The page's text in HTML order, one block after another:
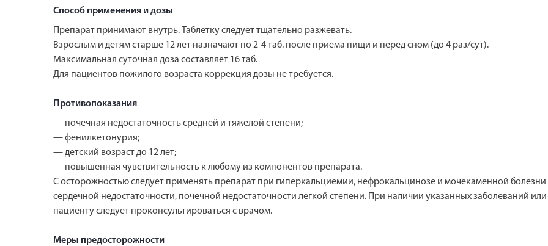
Способ применения и дозы
Препарат принимают внутрь. Таблетку следует тщательно разжевать.
Взрослым и детям старше 12 лет назначают по 2-4 таб. после приема пищи и перед сном (до 4 раз/сут).
Максимальная суточная доза составляет 16 таб.
Для пациентов пожилого возраста коррекция дозы не требуется.
Противопоказания
— почечная недостаточность средней и тяжелой степени;
— фенилкетонурия;
— детский возраст до 12 лет;
— повышенная чувствительность к любому из компонентов препарата.
С осторожностью следует применять препарат при гиперкальциемии, нефрокальцинозе и мочекаменной
сердечной недостаточности, почечной недостаточности легкой степени. При наличии указанных заболеваний
пациенту следует проконсультироваться с врачом.
Меры предосторожности